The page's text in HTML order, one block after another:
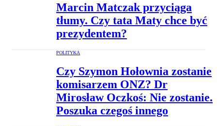
Marcin Matczak przyciąga
tłumy. Czy tata Maty chce być
prezydentem?
POLITYKA
Czy Szymon Hołownia zostanie
komisarzem ONZ? Dr
Mirosław Oczkoś: Nie zostanie.
Poszuka czegoś innego